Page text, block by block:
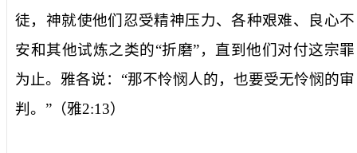
徒，神就使他们忍受精神压力、各种艰难、良心不
安和其他试炼之类的“折磨”，直到他们对付这宗罪
为止。雅各说：“那不怜悯人的，也要受无怜悯的审
判。”（雅2:13）